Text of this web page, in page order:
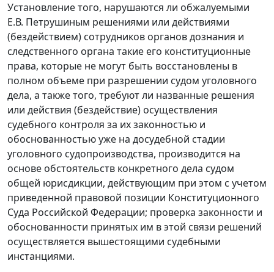
Установление того, нарушаются ли обжалуемыми
Е.В. Петрушиным решениями или действиями
(бездействием) сотрудников органов дознания и
следственного органа такие его конституционные
права, которые не могут быть восстановлены в
полном объеме при разрешении судом уголовного
дела, а также того, требуют ли названные решения
или действия (бездействие) осуществления
судебного контроля за их законностью и
обоснованностью уже на досудебной стадии
уголовного судопроизводства, производится на
основе обстоятельств конкретного дела судом
общей юрисдикции, действующим при этом с учетом
приведенной правовой позиции Конституционного
Суда Российской Федерации; проверка законности и
обоснованности принятых им в этой связи решений
осуществляется вышестоящими судебными
инстанциями.